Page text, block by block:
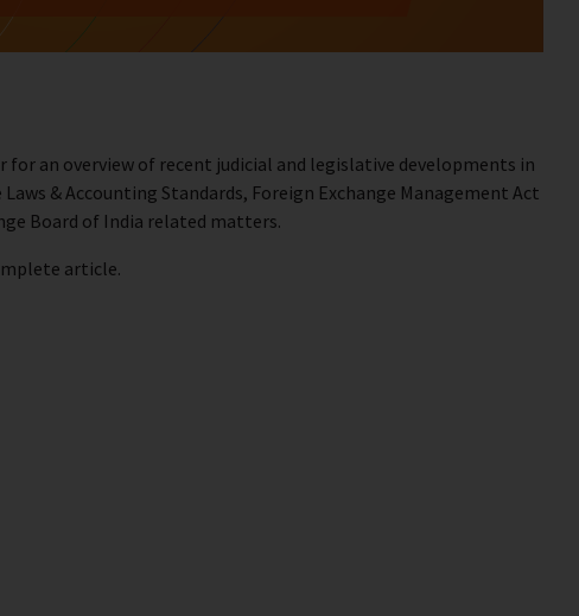
an overview of recent judicial and legislative developments in
& Accounting Standards, Foreign Exchange Management Act
Board of India related matters.
article.